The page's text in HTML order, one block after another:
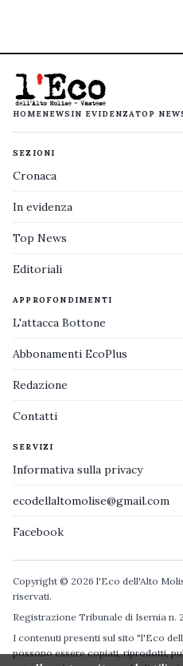
HOMENEWS IN EVIDENZATOP
SEZIONI
Cronaca
In evidenza
Top News
Editoriali
APPROFONDIMENTI
L'attacca Bottone
Abbonamenti EcoPlus
Redazione
Contatti
SERVIZI
Informativa sulla privacy
ecodellaltomolise@gmail.com
Facebook
Copyright © 2026 l'Eco dell'Alto
riservati.
Registrazione Tribunale di Isernia n.
I contenuti presenti sul sito "l'Eco
possono essere copiati, riprodotti,